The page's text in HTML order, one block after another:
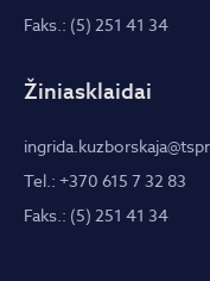
Faks.: (5) 251 41 34
Žiniasklaidai
Tel.: +370 615 7 32 83
Faks.: (5) 251 41 34